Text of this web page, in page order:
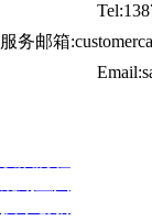
服务邮箱